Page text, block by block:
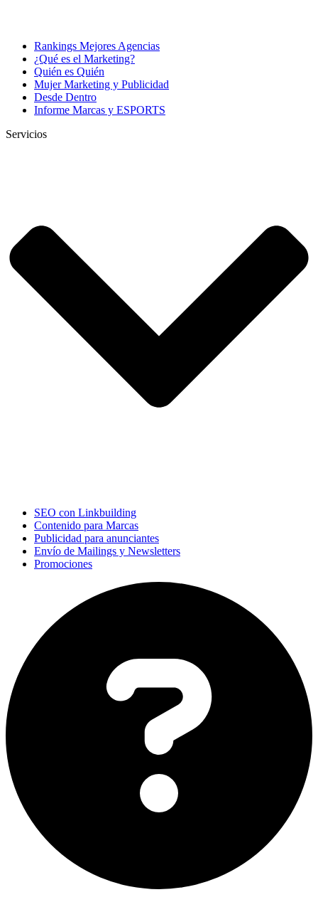
Rankings Mejores Agencias
¿Qué es el Marketing?
Quién es Quién
Mujer Marketing y Publicidad
Desde Dentro
Informe Marcas y ESPORTS
Servicios
SEO con Linkbuilding
Contenido para Marcas
Publicidad para anunciantes
Envío de Mailings y Newsletters
Promociones